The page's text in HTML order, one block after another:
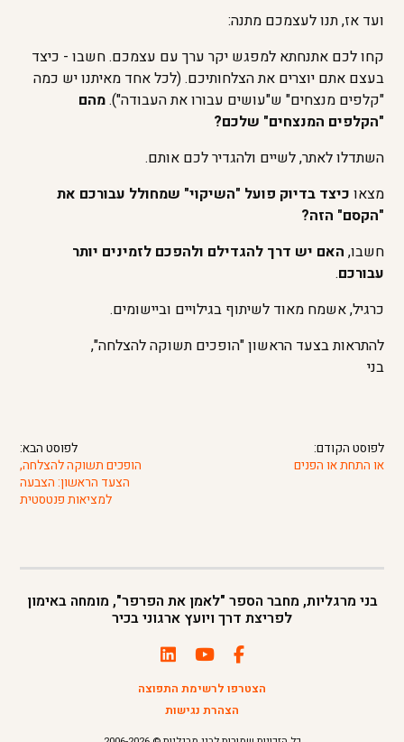
ועד אז, תנו לעצמכם מתנה:
קחו לכם אתנחתא למפגש יקר ערך עם עצמכם. חשבו - כיצד
בעצם אתם יוצרים את הצלחותיכם. (לכל אחד מאיתנו יש כמה
"קלפים מנצחים" ש"עושים עבורו את העבודה").מהם
"הקלפים המנצחים" שלכם?
השתדלו לאתר, לשיים ולהגדיר לכם אותם.
מצאו כיצד בדיוק פועל "השיקוי" שמחולל עבורכם את
"הקסם" הזה?
חשבו, האם יש דרך להגדילם ולהפכם לזמינים יותר
עבורכם.
כרגיל, אשמח מאוד לשיתוף בגילויים וביישומים.
להתראות בצעד הראשון "הופכים תשוקה להצלחה",
בני
לפוסט הקודם:
או התחת או הפנים
לפוסט הבא:
הופכים תשוקה להצלחה,
הצעד הראשון: הצבעה
למציאות פנטסטית
בני מרגליות, מחבר הספר "לאמן את הפרפר", מומחה באימון
לפריצת דרך ויועץ ארגוני בכיר
הצטרפו לרשימת התפוצה
הצהרת נגישות